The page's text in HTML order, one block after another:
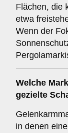
Flächen, die
etwa
Wenn der
Welche
gezielte
in denen